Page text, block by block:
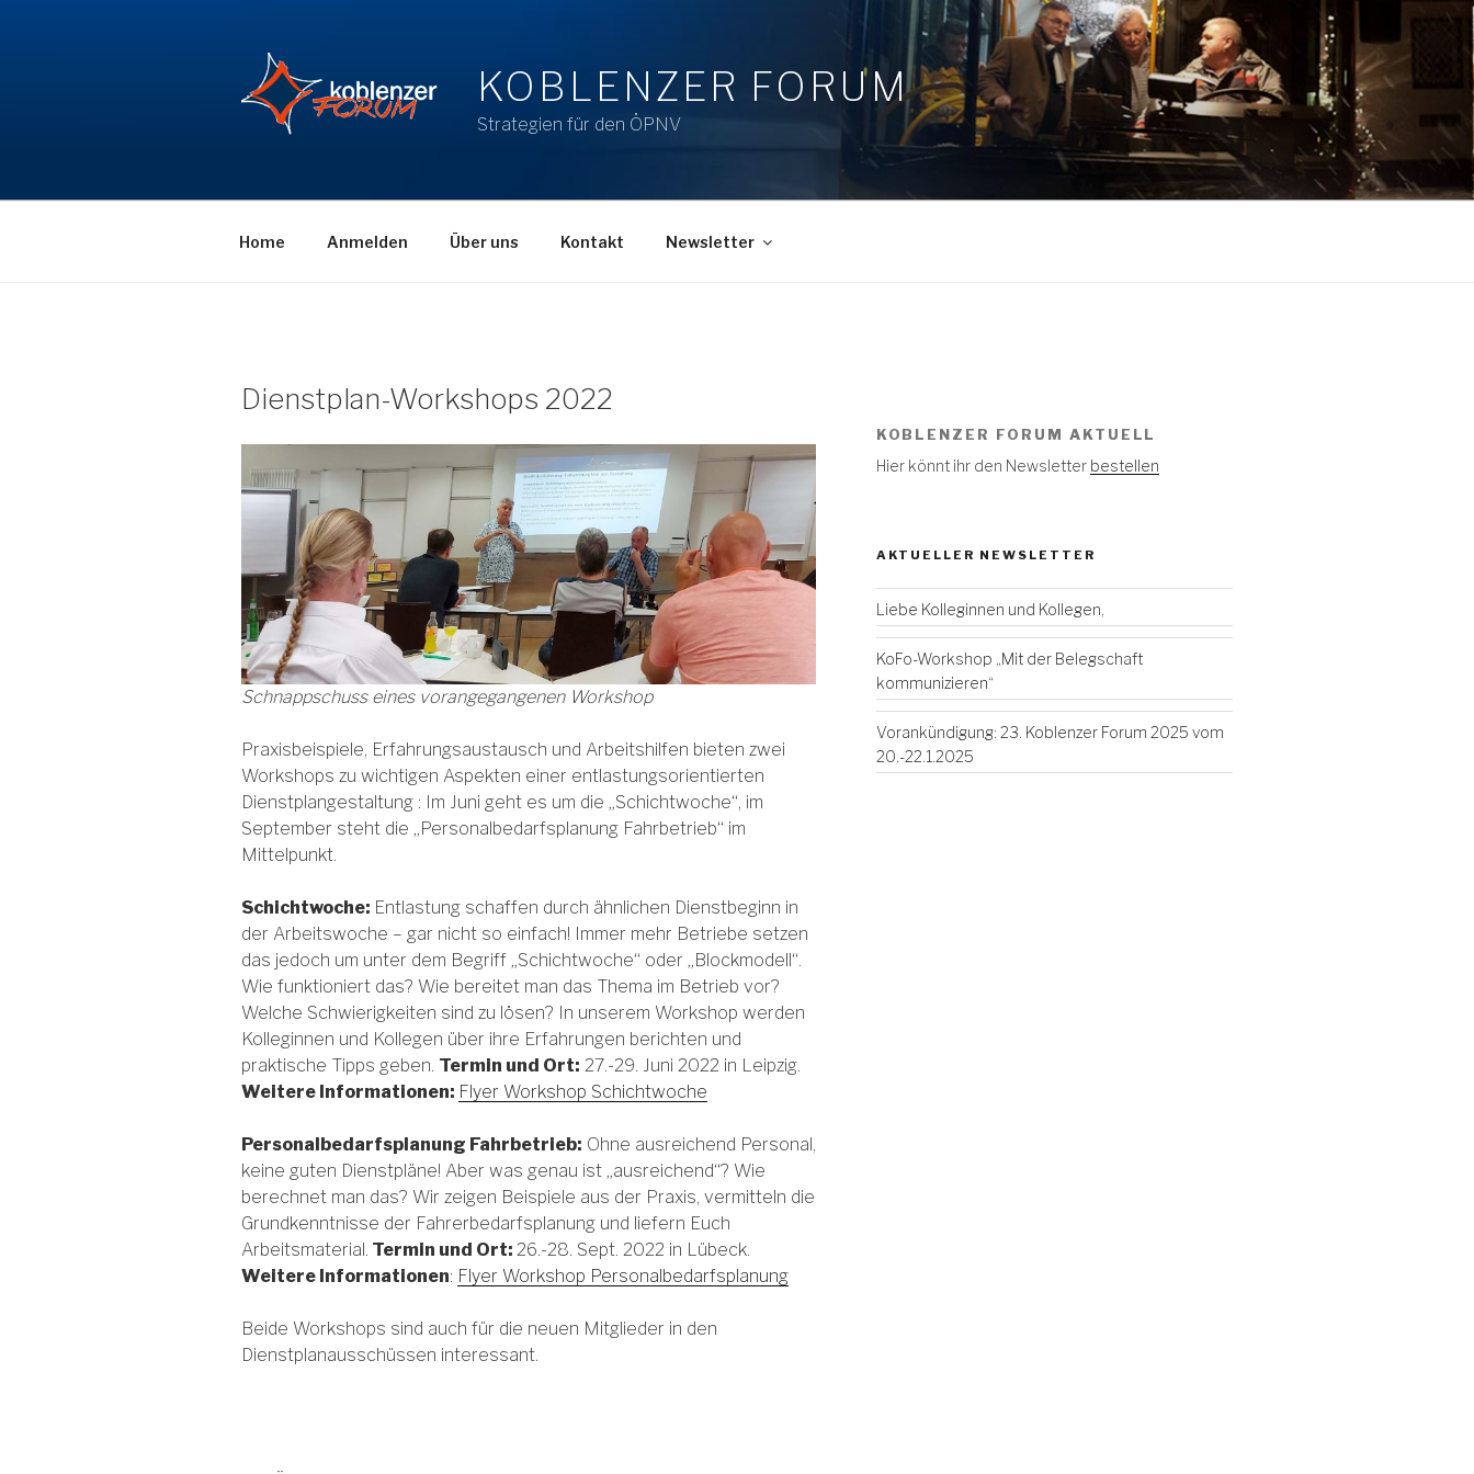
KOBLENZER FORUM
Strategien für den ÖPNV
Home Anmelden Über uns Kontakt Newsletter
Dienstplan-Workshops 2022
Schnappschuss eines vorangegangenen Workshop
Praxisbeispiele, Erfahrungsaustausch und Arbeitshilfen bieten zwei
Workshops zu wichtigen Aspekten einer entlastungsorientierten
Dienstplangestaltung : Im Juni geht es um die „Schichtwoche“, im
September steht die „Personalbedarfsplanung Fahrbetrieb“ im
Mittelpunkt.
Schichtwoche: Entlastung schaffen durch ähnlichen Dienstbeginn in
der Arbeitswoche – gar nicht so einfach! Immer mehr Betriebe setzen
das jedoch um unter dem Begriff „Schichtwoche“ oder „Blockmodell“.
Wie funktioniert das? Wie bereitet man das Thema im Betrieb vor?
Welche Schwierigkeiten sind zu lösen? In unserem Workshop werden
Kolleginnen und Kollegen über ihre Erfahrungen berichten und
praktische Tipps geben. Termin und Ort: 27.-29. Juni 2022 in Leipzig.
Weitere Informationen: Flyer Workshop Schichtwoche
Personalbedarfsplanung Fahrbetrieb: Ohne ausreichend Personal,
keine guten Dienstpläne! Aber was genau ist „ausreichend“? Wie
berechnet man das? Wir zeigen Beispiele aus der Praxis, vermitteln die
Grundkenntnisse der Fahrerbedarfsplanung und liefern Euch
Arbeitsmaterial. Termin und Ort: 26.-28. Sept. 2022 in Lübeck.
Weitere Informationen: Flyer Workshop Personalbedarfsplanung
Beide Workshops sind auch für die neuen Mitglieder in den
Dienstplanausschüssen interessant.
Beitragsnavigation
KOBLENZER FORUM AKTUELL
Hier könnt ihr den Newsletter bestellen
AKTUELLER NEWSLETTER
Liebe Kolleginnen und Kollegen,
KoFo-Workshop „Mit der Belegschaft
kommunizieren“
Vorankündigung: 23. Koblenzer Forum 2025 vom
20.-22.1.2025